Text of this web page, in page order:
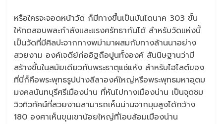
หรือใครจะจอดหน้าวัด ก็มีทางขึ้นเป็นบันไดนาค 303 ขั้น
ให้ทดสอบพละกำลังและแรงศรัทธากันได้ สำหรับวัดแห่งนี้
เป็นวัดที่มีศิลปะจากทางพม่ามาผสมกับทางล้านนาอย่าง
สวยงาม องค์เจดีย์ก่ออิฐถือปูนทั้งองค์ สันนิษฐานว่ามี
สร้างขึ้นในสมัยเดียวกับพระธาตุแช่แห้ง สำหรับไฮไลต์ของ
ที่นี่ก็คือพระพุทธรูปปางลีลาองค์ใหญ่หรือพระพุทธมหาอุตม
มงคลนันทบุรีศรีเมืองน่าน ที่หันไปทางเมืองน่าน เป็นจุดชม
วิวทิวทัศน์ที่สวยงามสามารถเห็นน่านจากมุมสูงได้กว้าง
180 องศาเห็นขุนเขาน้อยใหญ่ที่โอบล้อมเมืองน่าน